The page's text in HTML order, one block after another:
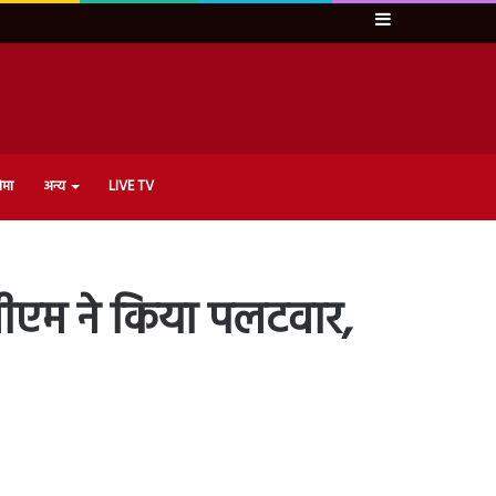
Sidebar
अन्य LIVE TV
ने किया पलटवार,